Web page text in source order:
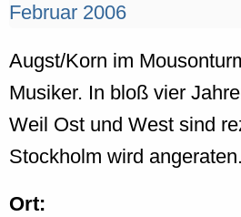
Augst/Korn im
Musiker. In bloß vier
Weil Ost und West sind
Stockholm wird angeraten.
Ort: